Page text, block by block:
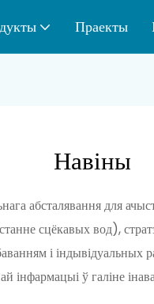
Праекты
Навіны
абсталявання для
сцёкавых вод),
і
інфармацыі ў галіне